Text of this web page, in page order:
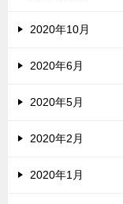
2020年10月
2020年6月
2020年5月
2020年2月
2020年1月